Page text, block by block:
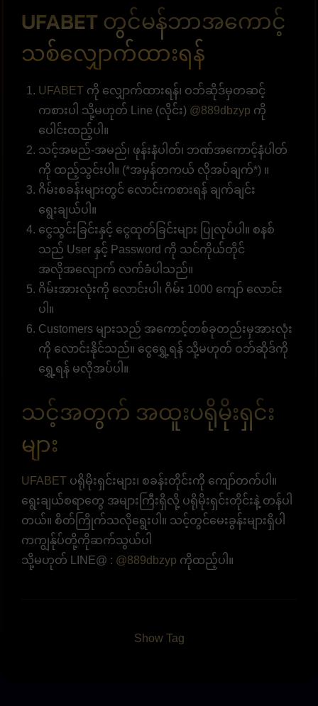
UFABET တွင်မန်ဘာအကောင့်
သစ်လျှောက်ထားရန်
UFABET ကို လျှောက်ထားရန်၊ ဝဘ်ဆိုဒ်မှတဆင့်
ကစားပါ သို့မဟုတ် Line (လိုင်း) @889dbzyp ကို
ပေါင်းထည့်ပါ။
သင့်အမည်-အမည်၊ ဖုန်းနံပါတ်၊ ဘဏ်အကောင့်နံပါတ်
ကို ထည့်သွင်းပါ။ (*အမှန်တကယ် လိုအပ်ချက်*) ။
ဂိမ်းစခန်းများတွင် လောင်းကစားရန် ချက်ချင်း
ရွေးချယ်ပါ။
ငွေသွင်းခြင်းနှင့် ငွေထုတ်ခြင်းများ ပြုလုပ်ပါ။ စနစ်
သည် User နှင့် Password ကို သင်ကိုယ်တိုင်
အလိုအလျောက် လက်ခံပါသည်။
ဂိမ်းအားလုံးကို လောင်းပါ၊ ဂိမ်း 1000 ကျော် လောင်း
ပါ။
Customers များသည် အကောင့်တစ်ခုတည်းမှအားလုံး
ကို လောင်းနိုင်သည်။ ငွေရွှေ့ရန် သို့မဟုတ် ဝဘ်ဆိုဒ်ကို
ရွှေ့ရန် မလိုအပ်ပါ။
သင့်အတွက် အထူးပရိုမိုးရှင်း
များ
UFABET ပရိုမိုးရှင်းများ၊ စခန်းတိုင်းကို ကျော်တက်ပါ။
ရွေးချယ်စရာတွေ အများကြီးရှိလို့ ပရိုမိုးရှင်းတိုင်းနဲ့ တန်ပါ
တယ်။ စိတ်ကြိုက်သလိုရွေးပါ။ သင့်တွင်မေးခွန်းများရှိပါ
ကကျွန်ုပ်တို့ကိုဆက်သွယ်ပါ
သို့မဟုတ် LINE@ : @889dbzyp ကိုထည့်ပါ။
Show Tag